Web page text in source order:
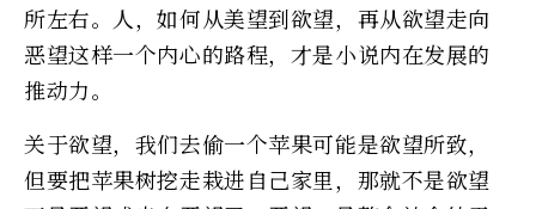
所左右。人，如何从美望到欲望，再从欲望走向
恶望这样一个内心的路程，才是小说内在发展的
推动力。
关于欲望，我们去偷一个苹果可能是欲望所致，
但要把苹果树挖走栽进自己家里，那就不是欲望